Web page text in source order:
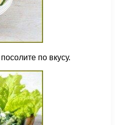
по вкусу.